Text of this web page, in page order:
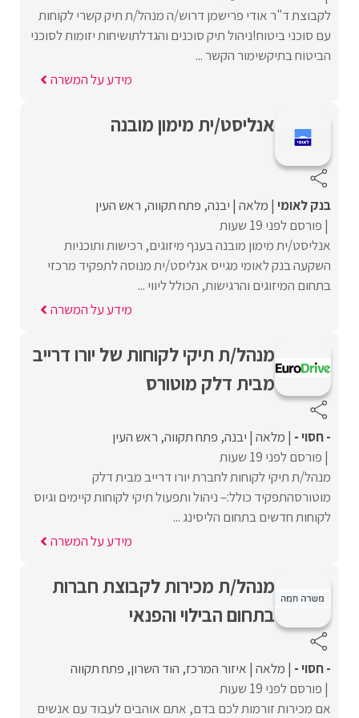
לקבוצת ד"ר אודי פרישמן דרוש/ה מנהל/ת תיק קשרי לקוחות
עם סוכני ביטוח!ניהול תיק סוכנים והגדלתושיחות יזומות לסוכני
הביטוח בתיקשימור הקשר ...
מידע על המשרה
אנליסט/ית מימון מובנה
בנק לאומי מלאה יבנה פתח תקווה ראש העין
פורסם לפני 19 שעות
אנליסט/ית מימון מובנה בענף מיזוגים, רכישות ותוכניות
השקעה בנק לאומי מגייס אנליסט/ית מנוסה לתפקיד מרכזי
בתחום המיזוגים והרגישות, הכולל ליווי ...
מידע על המשרה
מנהל/ת תיקי לקוחות של יורו דרייב
מבית דלק מוטורס
- חסוי - מלאה יבנה פתח תקווה ראש העין
פורסם לפני 19 שעות
מנהל/ת תיקי לקוחות לחברת יורו דרייב מבית דלק
מוטורסהתפקיד כולל:– ניהול ותפעול תיקי לקוחות קיימים וגיוס
לקוחות חדשים בתחום הליסינג ...
מידע על המשרה
מנהל/ת מכירות לקבוצת חברות
בתחום הבילוי והפנאי
- חסוי - מלאה איזור המרכז הוד השרון פתח תקווה
פורסם לפני 19 שעות
אם מכירות זורמות לכם בדם, אתם אוהבים לעבוד עם אנשים